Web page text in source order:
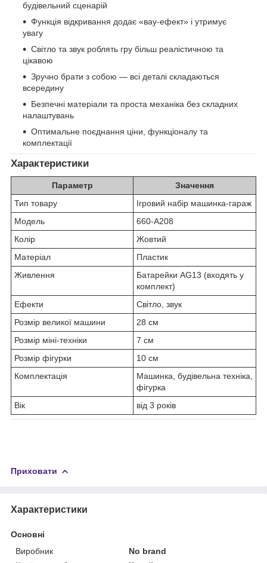
будівельний сценарій
Функція відкривання додає «вау-ефект» і утримує
увагу
Світло та звук роблять гру більш реалістичною та
цікавою
Зручно брати з собою — всі деталі складаються
всередину
Безпечні матеріали та проста механіка без складних
налаштувань
Оптимальне поєднання ціни, функціоналу та
комплектації
Характеристики
Параметр
Значення
Тип товару
Ігровий набір машинка-гараж
Модель
660-A208
Колір
Жовтий
Матеріал
Пластик
Живлення
Батарейки AG13 (входять у
комплект)
Ефекти
Світло, звук
Розмір великої машини
28 см
Розмір міні-техніки
7 см
Розмір фігурки
10 см
Комплектація
Машинка, будівельна техніка,
фігурка
Вік
від 3 років
Приховати
Характеристики
Основні
Виробник
No brand